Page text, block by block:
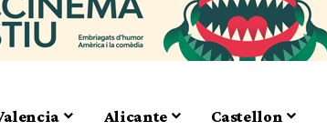
Alicante Castellon